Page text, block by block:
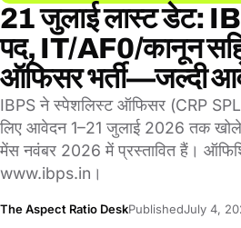
21 जुलाई लास्ट डेट:
पद, IT/AF0/कानून
ऑफिसर भर्ती—जल्दी
IBPS ने स्पेशलिस्ट ऑफिसर (CRP
लिए आवेदन 1–21 जुलाई 2026 तक
मेंस नवंबर 2026 में प्रस्तावित हैं।
www.ibps.in।
The Aspect Ratio DeskPublishedJuly 4,